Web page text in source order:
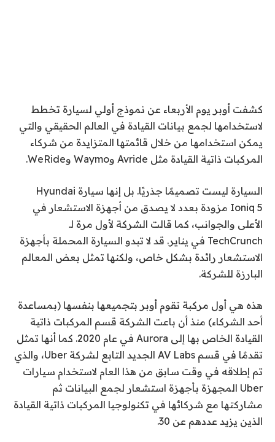
كشفت أوبر يوم الأربعاء عن نموذج أولي لسيارة تخطط
لاستخدامها لجمع بيانات القيادة في العالم الحقيقي والتي
يمكن استخدامها من خلال قائمتها المتزايدة من شركاء
المركبات ذاتية القيادة مثل Avride وWaymo وWeRide.
السيارة ليست تصميمًا جذريًا. بل إنها سيارة Hyundai
Ioniq 5 مزودة بعدد لا يصدق من أجهزة الاستشعار في
الأعلى والجوانب، كما قالت الشركة لأول مرة لـ
TechCrunch في يناير. قد لا تبدو السيارة المحملة بأجهزة
الاستشعار رائدة بشكل خاص، ولكنها تمثل بعض المعالم
البارزة للشركة.
هذه هي أول مركبة تقوم أوبر بتجميعها بنفسها (بمساعدة
أحد الشركاء) منذ أن باعت الشركة قسم المركبات ذاتية
القيادة الخاص بها إلى Aurora في عام 2020. كما أنها تمثل
تقدمًا في قسم AV Labs الجديد التابع لشركة Uber، والذي
تم إطلاقه في وقت سابق من هذا العام لاستخدام سيارات
Uber المجهزة بأجهزة استشعار لجمع البيانات ثم
مشاركتها مع شركائها في تكنولوجيا المركبات ذاتية القيادة
الذين يزيد عددهم عن 30.